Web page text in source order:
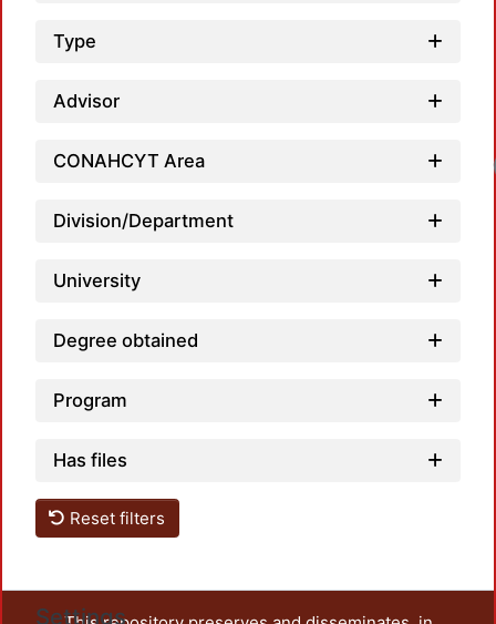
Type
Advisor
CONAHCYT Area
Division/Department
University
Degree obtained
Program
Has files
Reset filters
Settings